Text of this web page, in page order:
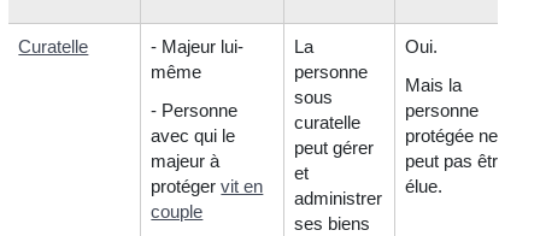
Curatelle
- Majeur lui-
même
- Personne
avec qui le
majeur à
protégervit en
couple
La
personne
sous
curatelle
peut gérer
et
administrer
ses biens
Oui.
Mais la
personne
protégée ne
peut pas être
élue.